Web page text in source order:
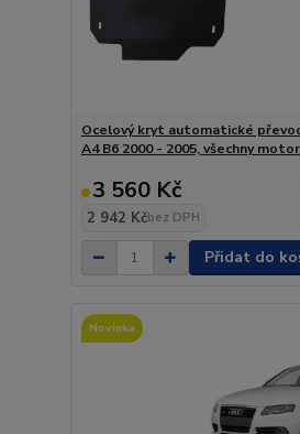
Ocelový kryt automatické
A4 B6 2000 - 2005, všechny
3 560 Kč
2 942 Kčbez DPH
Přidat do
Novinka